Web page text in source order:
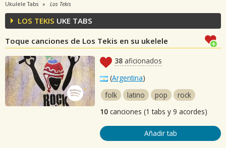
Ukulele Tabs Los Tekis
LOS TEKIS UKE TABS
Toque canciones de Los Tekis en su ukelele
38 aficionados
(Argentina)
folk
latino pop
rock
10 canciones (1 tabs y 9 acordes)
Añadir tab